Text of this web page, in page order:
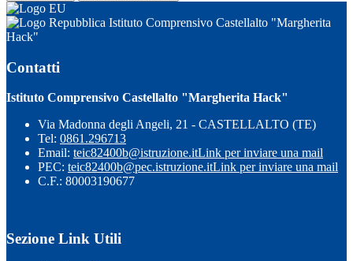
Istituto Comprensivo Castellalto "Margherita
Hack"
Contatti
Istituto Comprensivo Castellalto "Margherita Hack"
Via Madonna degli Angeli, 21 - CASTELLALTO (TE)
Tel: 0861.296713
Email: teic82400b@istruzione.itLink per inviare una mail
PEC: teic82400b@pec.istruzione.itLink per inviare una mail
C.F.: 80003190677
Sezione Link Utili